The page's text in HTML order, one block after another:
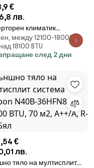
€
лв.
климатик
Electric MSZ-
MUZ-EF50VG, 18000
42 м2, А++/А+, Wi-Fi,
между 12100-18000
18100 BTU
след 2 дни
€
лв.
тяло на мултисплит